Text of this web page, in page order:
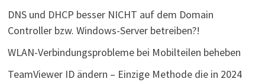
DNS und DHCP besser NICHT auf dem Domain
Controller bzw. Windows-Server betreiben?!
WLAN-Verbindungsprobleme bei Mobilteilen beheben
TeamViewer ID ändern – Einzige Methode die in 2024